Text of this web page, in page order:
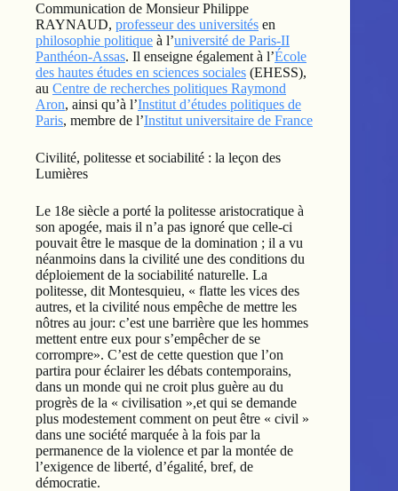
Communication de Monsieur Philippe
RAYNAUD, professeur des universités en
philosophie politique à l’université de Paris-II
Panthéon-Assas. Il enseigne également à l’École
des hautes études en sciences sociales (EHESS),
au Centre de recherches politiques Raymond
Aron, ainsi qu’à l’Institut d’études politiques de
Paris, membre de l’Institut universitaire de France
Civilité, politesse et sociabilité : la leçon des
Lumières
Le 18e siècle a porté la politesse aristocratique à
son apogée, mais il n’a pas ignoré que celle-ci
pouvait être le masque de la domination ; il a vu
néanmoins dans la civilité une des conditions du
déploiement de la sociabilité naturelle. La
politesse, dit Montesquieu, « flatte les vices des
autres, et la civilité nous empêche de mettre les
nôtres au jour: c’est une barrière que les hommes
mettent entre eux pour s’empêcher de se
corrompre». C’est de cette question que l’on
partira pour éclairer les débats contemporains,
dans un monde qui ne croit plus guère au du
progrès de la « civilisation »,et qui se demande
plus modestement comment on peut être « civil »
dans une société marquée à la fois par la
permanence de la violence et par la montée de
l’exigence de liberté, d’égalité, bref, de
démocratie.